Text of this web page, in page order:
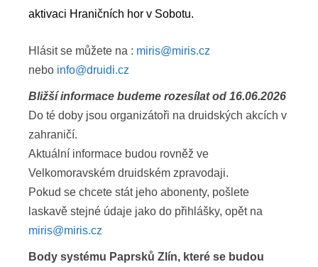
aktivaci Hraničních hor v Sobotu.
Hlásit se můžete na : miris@miris.cz
nebo info@druidi.cz
Bližší informace budeme rozesílat od 16.06.2026
Do té doby jsou organizátoři na druidských akcích v
zahraničí.
Aktuální informace budou rovněž ve
Velkomoravském druidském zpravodaji.
Pokud se chcete stát jeho abonenty, pošlete
laskavě stejné údaje jako do přihlášky, opět na
miris@miris.cz
Body systému Paprsků Zlín, které se budou